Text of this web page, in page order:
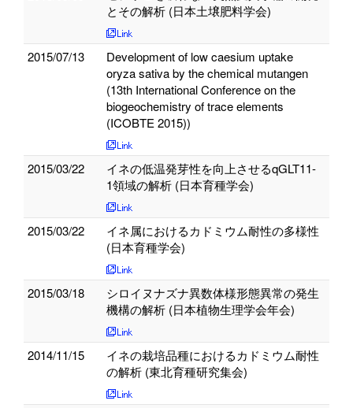
とその解析 (日本土壌肥料学会)
2015/07/13
Development of low caesium uptake
oryza sativa by the chemical mutangen
(13th International Conference on the
biogeochemistry of trace elements
(ICOBTE 2015))
2015/03/22
イネの低温発芽性を向上させるqGLT11-
1領域の解析 (日本育種学会)
2015/03/22
イネ属におけるカドミウム耐性の多様性
(日本育種学会)
2015/03/18
シロイヌナズナ異数体様形態異常の発生
機構の解析 (日本植物生理学会年会)
2014/11/15
イネの栽培品種におけるカドミウム耐性
の解析 (東北育種研究集会)